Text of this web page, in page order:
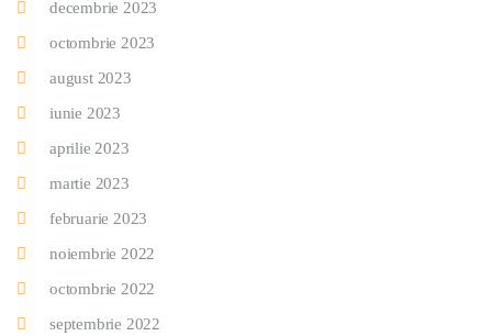
decembrie 2023
octombrie 2023
august 2023
iunie 2023
aprilie 2023
martie 2023
februarie 2023
noiembrie 2022
octombrie 2022
septembrie 2022